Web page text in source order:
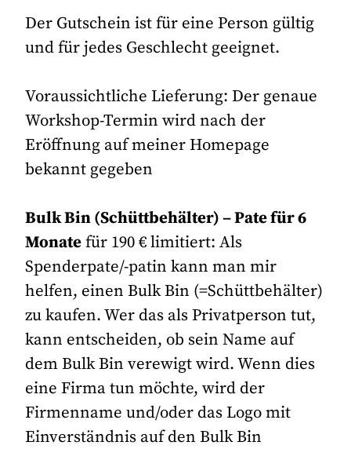
Der Gutschein ist für eine Person gültig
und für jedes Geschlecht geeignet.
Voraussichtliche Lieferung: Der genaue
Workshop-Termin wird nach der
Eröffnung auf meiner Homepage
bekannt gegeben
Bulk Bin (Schüttbehälter) – Pate für 6
Monatefür 190 € limitiert: Als
Spenderpate/-patin kann man mir
helfen, einen Bulk Bin (=Schüttbehälter)
zu kaufen. Wer das als Privatperson tut,
kann entscheiden, ob sein Name auf
dem Bulk Bin verewigt wird. Wenn dies
eine Firma tun möchte, wird der
Firmenname und/oder das Logo mit
Einverständnis auf den Bulk Bin